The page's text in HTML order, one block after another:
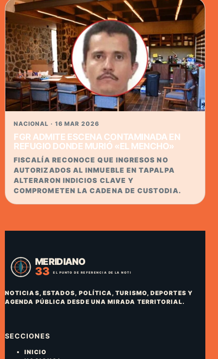
NACIONAL · 16 MAR 2026
FGR ADMITE ESCENA CONTAMINADA EN
REFUGIO DONDE MURIÓ «EL MENCHO»
FISCALÍA RECONOCE QUE INGRESOS NO
AUTORIZADOS AL INMUEBLE EN TAPALPA
ALTERARON INDICIOS CLAVE Y
COMPROMETEN LA CADENA DE CUSTODIA.
NOTICIAS, ESTADOS, POLÍTICA, TURISMO, DEPORTES Y
AGENDA PÚBLICA DESDE UNA MIRADA TERRITORIAL.
SECCIONES
INICIO